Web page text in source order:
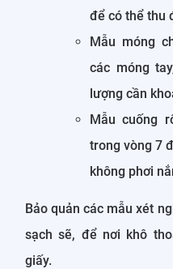
để có thể thu
Mẫu móng
các móng
lượng cần
Mẫu cuống
trong vòng 7
không phơi
Bảo quản các mẫu xét
sạch sẽ, để nơi khô
giấy.